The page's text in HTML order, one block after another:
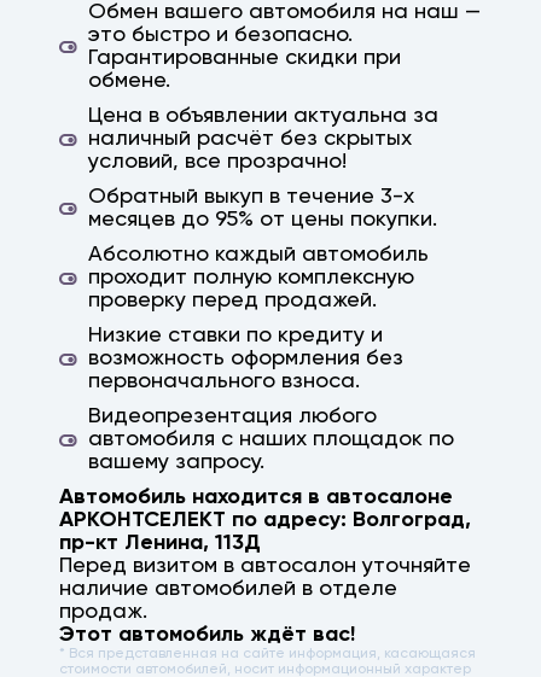
Обмен вашего автомобиля на наш —
это быстро и безопасно.
Гарантированные скидки при
обмене.
Цена в объявлении актуальна за
наличный расчёт без скрытых
условий, все прозрачно!
Обратный выкуп в течение 3-х
месяцев до 95% от цены покупки.
Абсолютно каждый автомобиль
проходит полную комплексную
проверку перед продажей.
Низкие ставки по кредиту и
возможность оформления без
первоначального взноса.
Видеопрезентация любого
автомобиля с наших площадок по
вашему запросу.
Автомобиль находится в автосалоне
АРКОНТСЕЛЕКТ по адресу: Волгоград,
пр-кт Ленина, 113Д
Перед визитом в автосалон уточняйте
наличие автомобилей в отделе
продаж.
Этот автомобиль ждёт вас!
* Вся представленная на сайте информация, касающаяся
стоимости автомобилей, носит информационный характер